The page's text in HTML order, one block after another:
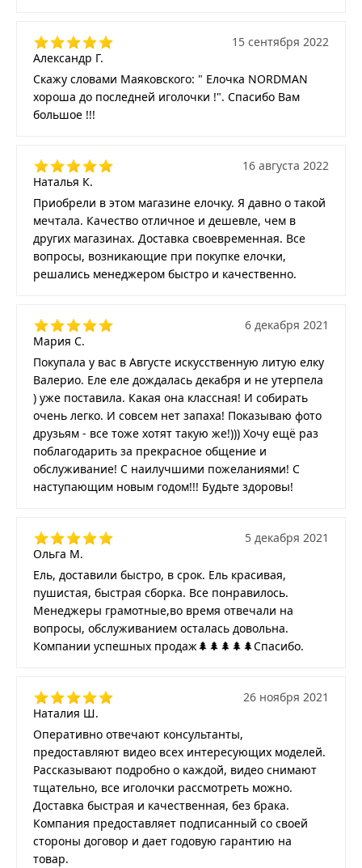
Александр Г.
15 сентября 2022
Скажу словами Маяковского: " Елочка NORDMAN
хороша до последней иголочки !". Спасибо Вам
большое !!!
Наталья К.
16 августа 2022
Приобрели в этом магазине елочку. Я давно о такой
мечтала. Качество отличное и дешевле, чем в
других магазинах. Доставка своевременная. Все
вопросы, возникающие при покупке елочки,
решались менеджером быстро и качественно.
Мария С.
6 декабря 2021
Покупала у вас в Августе искусственную литую елку
Валерио. Еле еле дождалась декабря и не утерпела
) уже поставила. Какая она классная! И собирать
очень легко. И совсем нет запаха! Показываю фото
друзьям - все тоже хотят такую же!))) Хочу ещё раз
поблагодарить за прекрасное общение и
обслуживание! С наилучшими пожеланиями! С
наступающим новым годом!!! Будьте здоровы!
Ольга М.
5 декабря 2021
Ель, доставили быстро, в срок. Ель красивая,
пушистая, быстрая сборка. Все понравилось.
Менеджеры грамотные,во время отвечали на
вопросы, обслуживанием осталась довольна.
Компании успешных продаж🌲🌲🌲🌲🌲Спасибо.
Наталия Ш.
26 ноября 2021
Оперативно отвечают консультанты,
предоставляют видео всех интересующих моделей.
Рассказывают подробно о каждой, видео снимают
тщательно, все иголочки рассмотреть можно.
Доставка быстрая и качественная, без брака.
Компания предоставляет подписанный со своей
стороны договор и дает годовую гарантию на
товар.